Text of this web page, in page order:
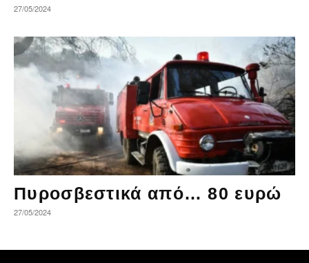
27/05/2024
Πυροσβεστικά από… 80 ευρώ
27/05/2024